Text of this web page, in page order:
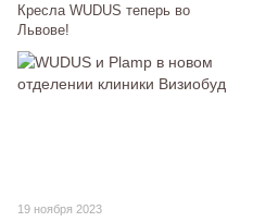
Кресла WUDUS теперь во
Львове!
19 ноября 2023